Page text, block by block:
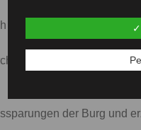
eine außergewöhnliche
ihre liebevollen Details
der Burg und